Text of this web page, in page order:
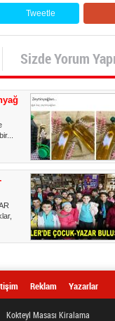
Tweetle
Sizde Yorum
Reklam Yazarlar
Kokteyl Masası Kiralama